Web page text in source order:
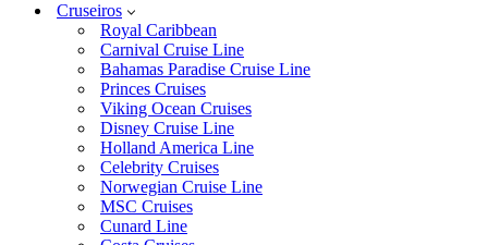
Cruseiros
Royal Caribbean
Carnival Cruise Line
Bahamas Paradise Cruise Line
Princes Cruises
Viking Ocean Cruises
Disney Cruise Line
Holland America Line
Celebrity Cruises
Norwegian Cruise Line
MSC Cruises
Cunard Line